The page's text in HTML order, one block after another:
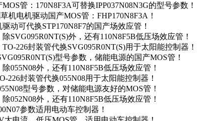
管：170N8F3A可替换IPP037N08N3G的型号参数！
机电机驱动国产MOS管：FHP170N8F3A！
动可代换STP170N8F7的国产场效应管！
SVG095R0NT(S)外，还有110N8F5B低压场效应管！
226封装管代换SVG095R0NT(S)用于太阳能控制器！
型号参数，储能电源的国产MOS管！
055N08外，还有110N8F5B低压场效应管！
226封装管代换055N08用于太阳能控制器！
型号参数，对储能电源友好的MOS管！
052N08外，还有110N8F5B低压场效应管！
参数适用电动车控制器！